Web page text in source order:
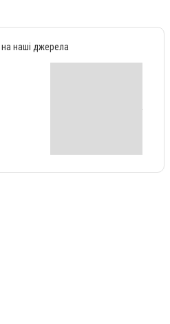
на наші джерела